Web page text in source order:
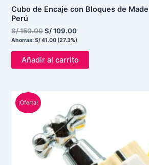
Cubo de Encaje con Bloques de
Perú
S/150.00S/109.00
Ahorras:S/41.00 (27.3%)
Añadir al carrito
¡Oferta! precio
era:
S/ 75.00.
precio
actual
es:
S/ 55.00.